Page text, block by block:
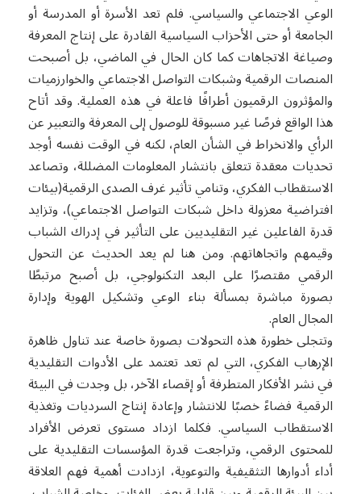
الوعي الاجتماعي والسياسي. فلم تعد الأسرة أو المدرسة أو
الجامعة أو حتى الأحزاب السياسية القادرة على إنتاج المعرفة
وصياغة الاتجاهات كما كان الحال في الماضي، بل أصبحت
المنصات الرقمية وشبكات التواصل الاجتماعي والخوارزميات
والمؤثرون الرقميون أطرافًا فاعلة في هذه العملية. وقد أتاح
هذا الواقع فرصًا غير مسبوقة للوصول إلى المعرفة والتعبير عن
الرأي والانخراط في الشأن العام، لكنه في الوقت نفسه أوجد
تحديات معقدة تتعلق بانتشار المعلومات المضللة، وتصاعد
الاستقطاب الفكري، وتنامي تأثير غرف الصدى الرقمية(بيئات
افتراضية معزولة داخل شبكات التواصل الاجتماعي)، وتزايد
قدرة الفاعلين غير التقليديين على التأثير في إدراك الشباب
وقيمهم واتجاهاتهم. ومن هنا لم يعد الحديث عن التحول
الرقمي مقتصرًا على البعد التكنولوجي، بل أصبح مرتبطًا
بصورة مباشرة بمسألة بناء الوعي وتشكيل الهوية وإدارة
المجال العام.
وتتجلى خطورة هذه التحولات بصورة خاصة عند تناول ظاهرة
الإرهاب الفكري، التي لم تعد تعتمد على الأدوات التقليدية
في نشر الأفكار المتطرفة أو إقصاء الآخر، بل وجدت في البيئة
الرقمية فضاءً خصبًا للانتشار وإعادة إنتاج السرديات وتغذية
الاستقطاب السياسي. فكلما ازداد مستوى تعرض الأفراد
للمحتوى الرقمي، وتراجعت قدرة المؤسسات التقليدية على
أداء أدوارها التثقيفية والتوعوية، ازدادت أهمية فهم العلاقة